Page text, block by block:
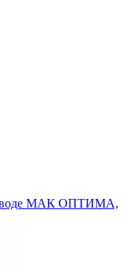
воде МАК ОПТИМА,